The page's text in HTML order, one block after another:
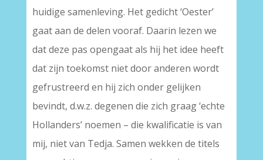
huidige samenleving. Het gedicht ‘Oester’
gaat aan de delen vooraf. Daarin lezen we
dat deze pas opengaat als hij het idee heeft
dat zijn toekomst niet door anderen wordt
gefrustreerd en hij zich onder gelijken
bevindt, d.w.z. degenen die zich graag ‘echte
Hollanders’ noemen – die kwalificatie is van
mij, niet van Tedja. Samen wekken de titels